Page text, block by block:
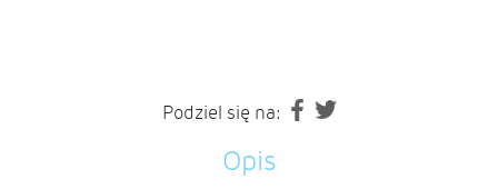
Podziel się na:
Opis